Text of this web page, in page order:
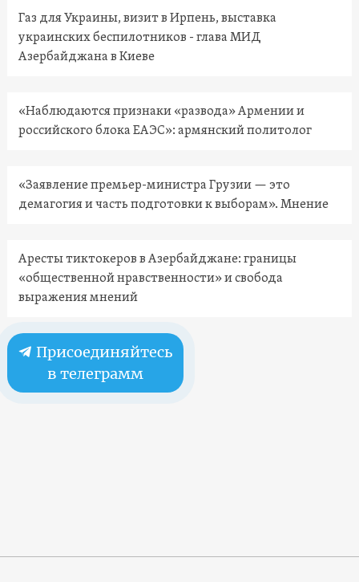
Газ для Украины, визит в Ирпень, выставка
украинских беспилотников - глава МИД
Азербайджана в Киеве
«Наблюдаются признаки «развода» Армении и
российского блока ЕАЭС»: армянский политолог
«Заявление премьер-министра Грузии — это
демагогия и часть подготовки к выборам». Мнение
Аресты тиктокеров в Азербайджане: границы
«общественной нравственности» и свобода
выражения мнений
Присоединяйтесь
в телеграмм